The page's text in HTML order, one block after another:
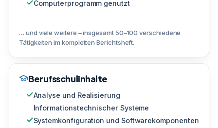
Computerprogramm genutzt
… und viele weitere – insgesamt 50–100 verschiedene
Tätigkeiten im kompletten Berichtsheft.
Berufsschulinhalte
Analyse und Realisierung
Informationstechnischer Systeme
Systemkonfiguration und Softwarekomponenten